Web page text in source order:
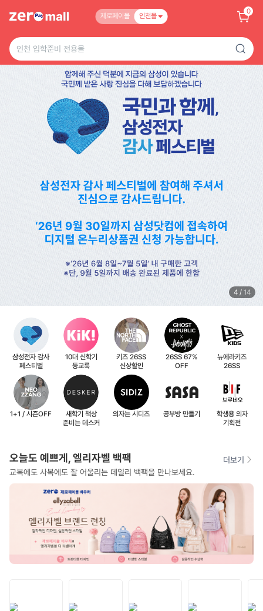
제로페이몰 인천몰
0
4 / 14
삼성전자 감사
페스티벌
10대 신학기
등교룩
키즈 26SS
신상할인
26SS 67%
OFF
뉴에라키즈
26SS
1+1 / 시즌OFF
새학기 책상
준비는 데스커
의자는 시디즈 공부방 만들기
학생용 의자
기획전
오늘도 예쁘게, 엘리자벨 백팩
더보기
교복에도 사복에도 잘 어울리는 데일리 백팩을 만나보세요.